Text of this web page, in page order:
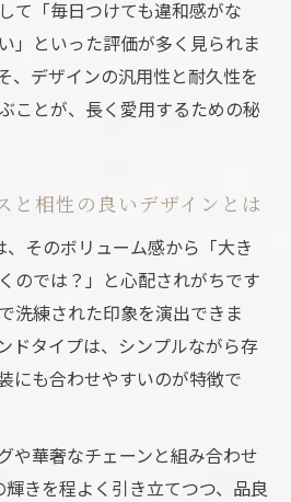
て「毎日つけても違和感がな
」といった評価が多く見られま
、デザインの汎用性と耐久性を
ことが、長く愛用するための秘
と相性の良いデザインとは
そのボリューム感から「大き
のでは？」と心配されがちです
洗練された印象を演出できま
ドタイプは、シンプルながら存
にも合わせやすいのが特徴で
や華奢なチェーンと組み合わせ
きを程よく引き立てつつ、品良